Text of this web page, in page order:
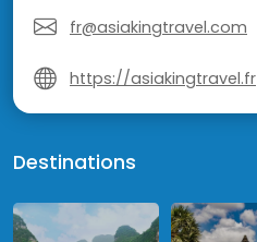
fr@asiakingtravel.com
https://asiakingtravel.fr
Destinations